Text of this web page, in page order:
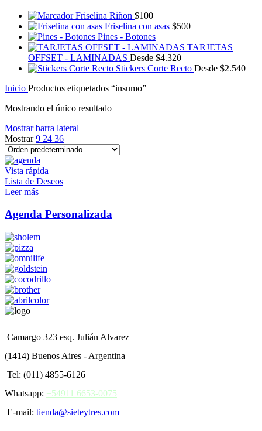
Friselina Riñon $100
Friselina con asas $500
Pines - Botones
TARJETAS
OFFSET - LAMINADAS Desde $4.320
Stickers Corte Recto Desde $2.540
Inicio Productos etiquetados “insumo”
Mostrando el único resultado
Mostrar barra lateral
Mostrar9 24 36
Vista rápida
Lista de Deseos
Leer más
Agenda Personalizada
Camargo 323 esq. Julián Alvarez
(1414) Buenos Aires - Argentina
Tel: (011) 4855-6126
Whatsapp: +54911 6653-0075
E-mail: tienda@sieteytres.com